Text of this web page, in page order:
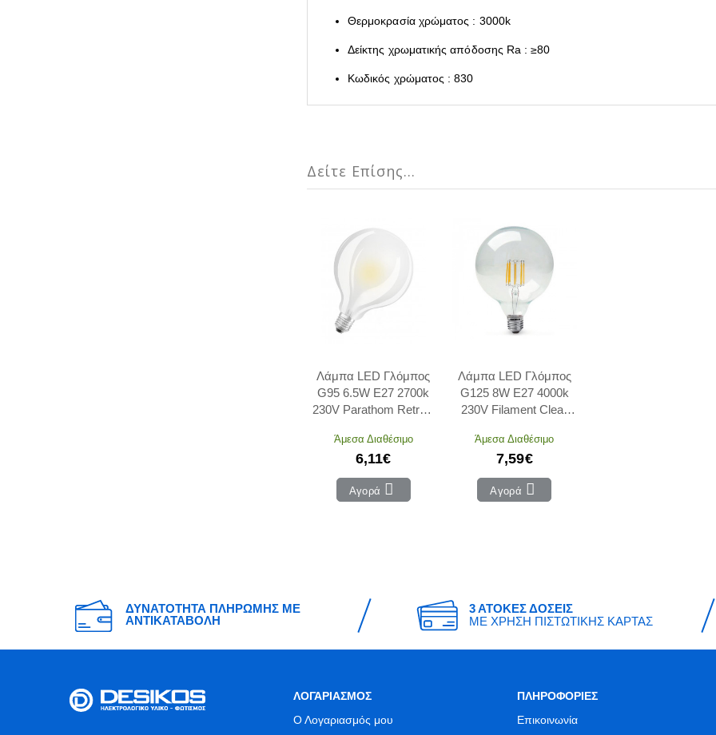
Θερμοκρασία χρώματος : 3000k
Δείκτης χρωματικής απόδοσης Ra : ≥80
Κωδικός χρώματος : 830
Δείτε Επίσης...
Λάμπα LED Γλόμπος
G95 6.5W E27 2700k
230V Parathom Retrofit
Άμεσα Διαθέσιμο
6,11€
Αγορά
Λάμπα LED Γλόμπος
G125 8W E27 4000k
230V Filament Clear
Άμεσα Διαθέσιμο
7,59€
Αγορά
ΔΥΝΑΤΟΤΗΤΑ ΠΛΗΡΩΜΗΣ ΜΕ
ΑΝΤΙΚΑΤΑΒΟΛΗ
3 ΑΤΟΚΕΣ ΔΟΣΕΙΣ
ΜΕ ΧΡΗΣΗ ΠΙΣΤΩΤΙΚΗΣ ΚΑΡΤΑΣ
ΛΟΓΑΡΙΑΣΜΟΣ
Ο Λογαριασμός μου
ΠΛΗΡΟΦΟΡΙΕΣ
Επικοινωνία